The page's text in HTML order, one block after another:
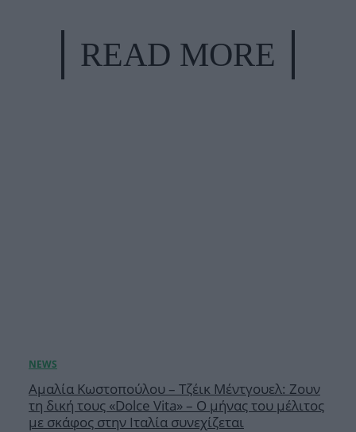
READ MORE
Αμαλία Κωστοπούλου – Τζέικ Μέντγουελ: Ζουν
τη δική τους «Dolce Vita» – Ο μήνας του μέλιτος
με σκάφος στην Ιταλία συνεχίζεται